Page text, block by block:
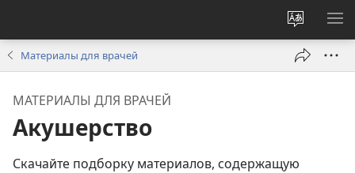
язык
сайта
Материалы для врачей
МАТЕРИАЛЫ ДЛЯ ВРАЧЕЙ
Акушерство
Скачайте подборку материалов, содержащую